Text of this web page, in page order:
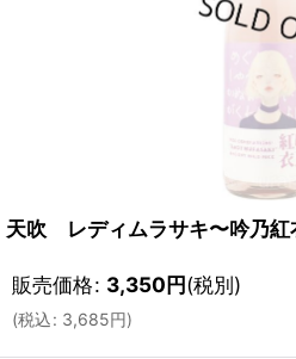
天吹 レディムラサキ〜吟乃
販売価格: 3,350円(税別)
(税込: 3,685円)